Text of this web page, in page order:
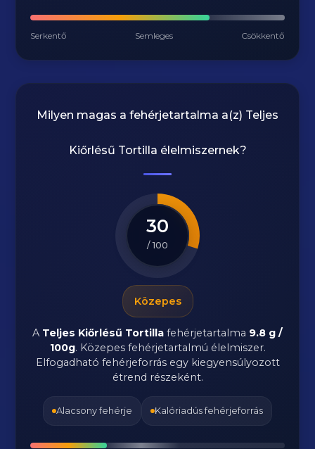
Serkentő Semleges Csökkentő
Milyen magas a fehérjetartalma a(z) Teljes
Kiőrlésű Tortilla élelmiszernek?
30
/ 100
Közepes
A Teljes Kiőrlésű Tortilla fehérjetartalma 9.8 g /
100g. Közepes fehérjetartalmú élelmiszer.
Elfogadható fehérjeforrás egy kiegyensúlyozott
étrend részeként.
Alacsony fehérje Kalóriadús fehérjeforrás